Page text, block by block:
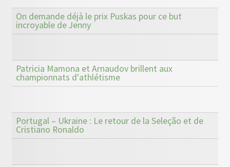
On demande déjà le prix Puskas pour ce but
incroyable de Jenny
Patricia Mamona et Arnaudov brillent aux
championnats d'athlétisme
Portugal – Ukraine : Le retour de la Seleção et de
Cristiano Ronaldo